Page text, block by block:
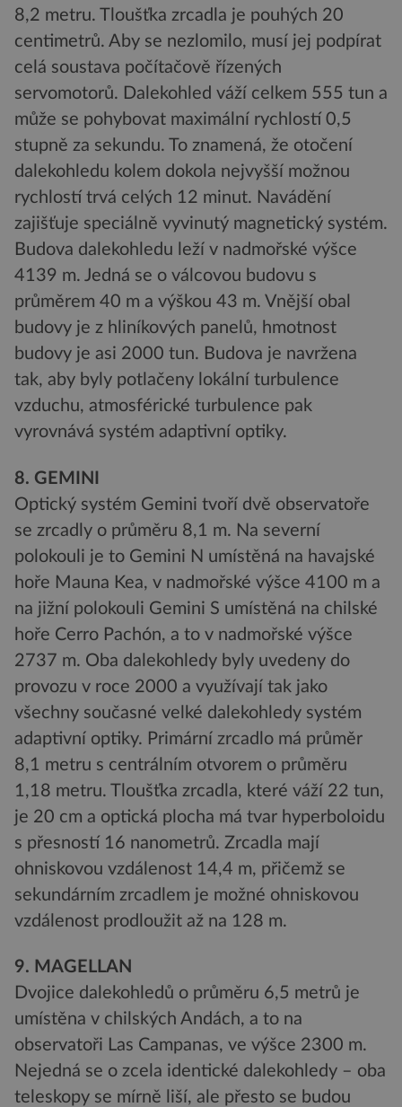
8,2 metru. Tloušťka zrcadla je pouhých 20
centimetrů. Aby se nezlomilo, musí jej podpírat
celá soustava počítačově řízených
servomotorů. Dalekohled váží celkem 555 tun a
může se pohybovat maximální rychlostí 0,5
stupně za sekundu. To znamená, že otočení
dalekohledu kolem dokola nejvyšší možnou
rychlostí trvá celých 12 minut. Navádění
zajišťuje speciálně vyvinutý magnetický systém.
Budova dalekohledu leží v nadmořské výšce
4139 m. Jedná se o válcovou budovu s
průměrem 40 m a výškou 43 m. Vnější obal
budovy je z hliníkových panelů, hmotnost
budovy je asi 2000 tun. Budova je navržena
tak, aby byly potlačeny lokální turbulence
vzduchu, atmosférické turbulence pak
vyrovnává systém adaptivní optiky.
8. GEMINI
Optický systém Gemini tvoří dvě observatoře
se zrcadly o průměru 8,1 m. Na severní
polokouli je to Gemini N umístěná na havajské
hoře Mauna Kea, v nadmořské výšce 4100 m a
na jižní polokouli Gemini S umístěná na chilské
hoře Cerro Pachón, a to v nadmořské výšce
2737 m. Oba dalekohledy byly uvedeny do
provozu v roce 2000 a využívají tak jako
všechny současné velké dalekohledy systém
adaptivní optiky. Primární zrcadlo má průměr
8,1 metru s centrálním otvorem o průměru
1,18 metru. Tloušťka zrcadla, které váží 22 tun,
je 20 cm a optická plocha má tvar hyperboloidu
s přesností 16 nanometrů. Zrcadla mají
ohniskovou vzdálenost 14,4 m, přičemž se
sekundárním zrcadlem je možné ohniskovou
vzdálenost prodloužit až na 128 m.
9. MAGELLAN
Dvojice dalekohledů o průměru 6,5 metrů je
umístěna v chilských Andách, a to na
observatoři Las Campanas, ve výšce 2300 m.
Nejedná se o zcela identické dalekohledy – oba
teleskopy se mírně liší, ale přesto se budou